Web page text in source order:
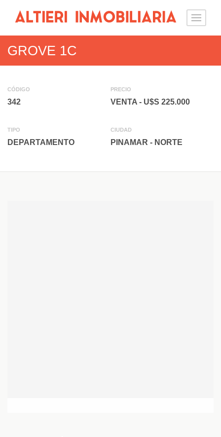
GROVE 1C
CÓDIGO
342
PRECIO
VENTA - U$S 225.000
TIPO
DEPARTAMENTO
CIUDAD
PINAMAR - NORTE